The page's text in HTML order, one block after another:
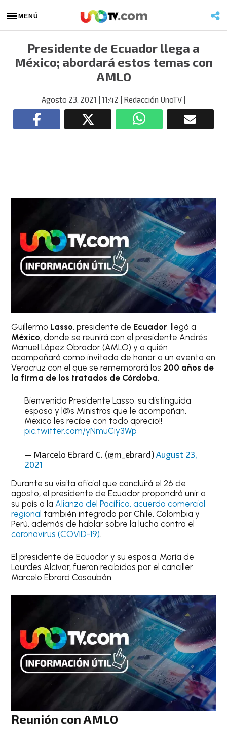
MENÚ
Presidente de Ecuador llega a
México; abordará estos temas con
AMLO
Agosto 23, 2021 | 11:42 | Redacción UnoTV |
Guillermo Lasso, presidente de Ecuador, llegó a
México, donde se reunirá con el presidente Andrés
Manuel López Obrador (AMLO) y a quién
acompañará como invitado de honor a un evento en
Veracruz con el que se rememorará los 200 años de
la firma de los tratados de Córdoba.
Bienvenido Presidente Lasso, su distinguida
esposa y l@s Ministros que le acompañan,
México les recibe con todo aprecio!!
pic.twitter.com/yNmuCiy3Wp
— Marcelo Ebrard C. (@m_ebrard) August 23,
2021
Durante su visita oficial que concluirá el 26 de
agosto, el presidente de Ecuador propondrá unir a
su país a la Alianza del Pacífico, acuerdo comercial
regional también integrado por Chile, Colombia y
Perú, además de hablar sobre la lucha contra el
coronavirus (COVID-19).
El presidente de Ecuador y su esposa, María de
Lourdes Alcívar, fueron recibidos por el canciller
Marcelo Ebrard Casaubón.
Reunión con AMLO